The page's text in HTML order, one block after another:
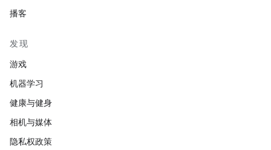
播客
发现
游戏
机器学习
健康与健身
相机与媒体
隐私权政策